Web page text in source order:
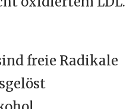
freie Radikale